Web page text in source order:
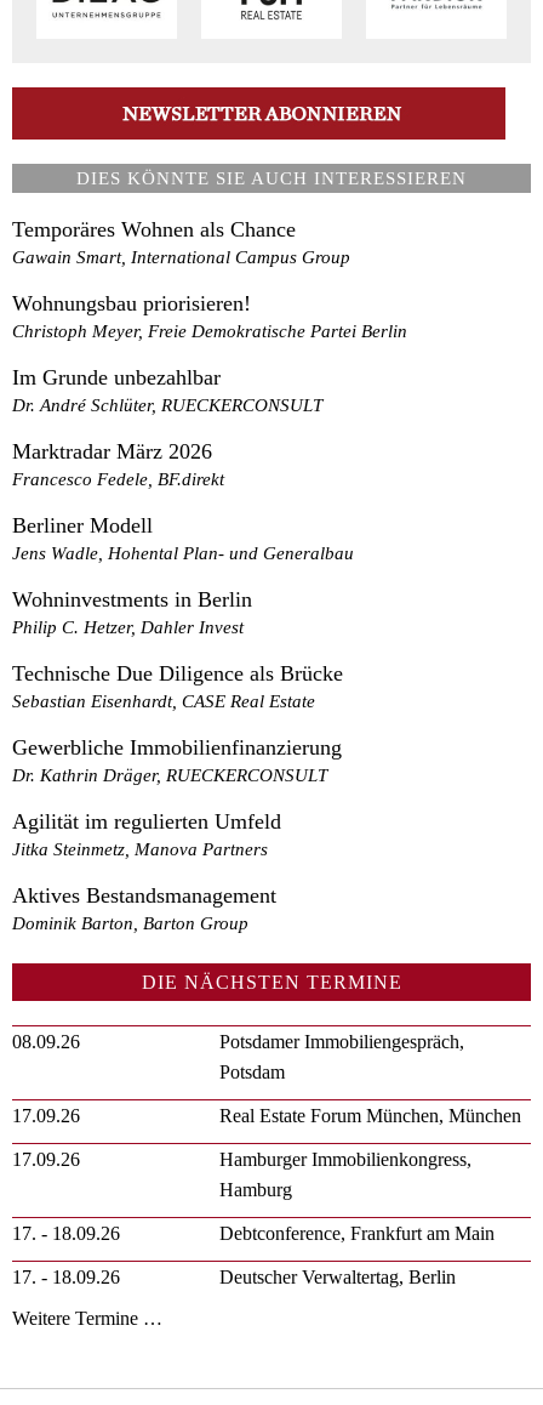
DIES KÖNNTE SIE AUCH INTERESSIEREN
Temporäres Wohnen als Chance
Gawain Smart, International Campus Group
Wohnungsbau priorisieren!
Christoph Meyer, Freie Demokratische Partei Berlin
Im Grunde unbezahlbar
Dr. André Schlüter, RUECKERCONSULT
Marktradar März 2026
Francesco Fedele, BF.direkt
Berliner Modell
Jens Wadle, Hohental Plan- und Generalbau
Wohninvestments in Berlin
Philip C. Hetzer, Dahler Invest
Technische Due Diligence als Brücke
Sebastian Eisenhardt, CASE Real Estate
Gewerbliche Immobilienfinanzierung
Dr. Kathrin Dräger, RUECKERCONSULT
Agilität im regulierten Umfeld
Jitka Steinmetz, Manova Partners
Aktives Bestandsmanagement
Dominik Barton, Barton Group
DIE NÄCHSTEN TERMINE
08.09.26
Potsdamer Immobiliengespräch,
Potsdam
17.09.26 Real Estate Forum München, München
17.09.26
Hamburger Immobilienkongress,
Hamburg
17. - 18.09.26 Debtconference, Frankfurt am Main
17. - 18.09.26
Deutscher Verwaltertag, Berlin
Weitere Termine …